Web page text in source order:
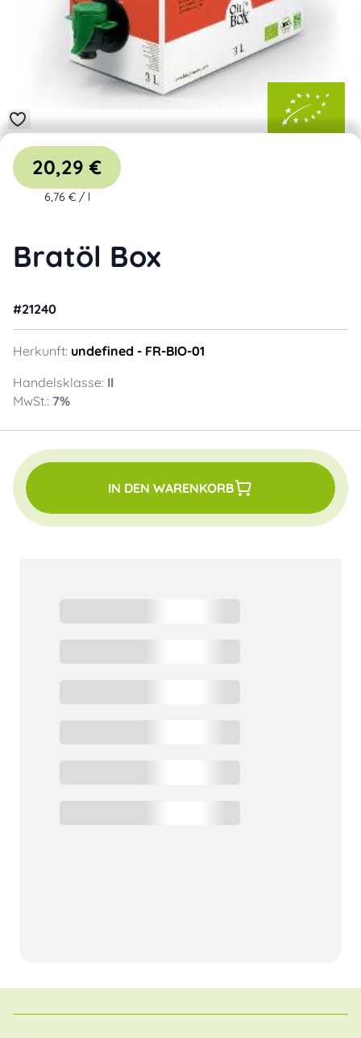
Bratöl Box
#21240
Herkunft: undefined - FR-BIO-01
Handelsklasse: II
MwSt.: 7%
20,29 €
6,76 €/ l
IN DEN WARENKORB